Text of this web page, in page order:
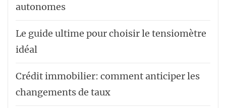
autonomes
Le guide ultime pour choisir le tensiomètre
idéal
Crédit immobilier: comment anticiper les
changements de taux